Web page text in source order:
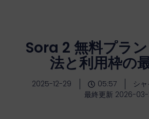
Sora 2 無料プラ
法と利用枠の
2025-12-29 05:57
シ
最終更新 2026-